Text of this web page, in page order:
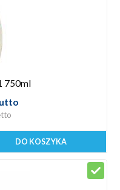
750ml
DO KOSZYKA